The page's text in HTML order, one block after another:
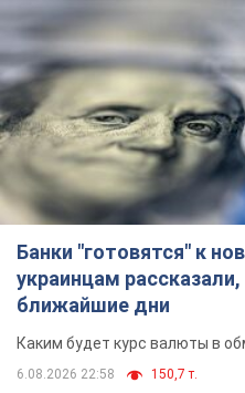
Банки "готовятся" к
украинцам
ближайшие дни
Каким будет курс валюты в
6.08.2026 22:58 150,7 т.